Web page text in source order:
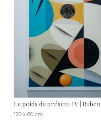
Le poids du présent IV |
120 x 80 cm